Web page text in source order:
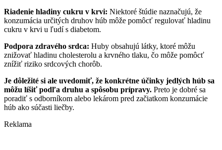
Riadenie hladiny cukru v krvi: Niektoré štúdie naznačujú, že
konzumácia určitých druhov húb môže pomôcť regulovať hladinu
cukru v krvi u ľudí s diabetom.
Podpora zdravého srdca: Huby obsahujú látky, ktoré môžu
znižovať hladinu cholesterolu a krvného tlaku, čo môže pomôcť
znížiť riziko srdcových chorôb.
Je dôležité si ale uvedomiť, že konkrétne účinky jedlých húb sa
môžu líšiť podľa druhu a spôsobu prípravy. Preto je dobré sa
poradiť s odborníkom alebo lekárom pred začiatkom konzumácie
húb ako súčasti liečby.
Reklama